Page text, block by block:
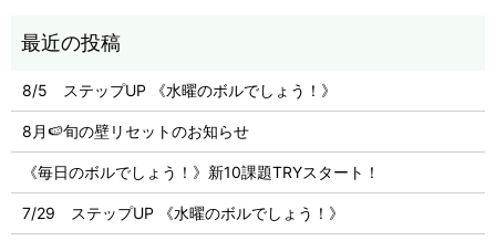
8/5 ステップUP 《水曜のボルでしょう！》
8月🍉旬の壁リセットのお知らせ
《毎日のボルでしょう！》新10課題TRYスタート！
7/29 ステップUP 《水曜のボルでしょう！》